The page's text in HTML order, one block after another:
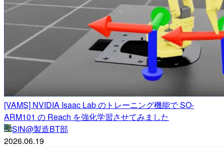
[VAMS] NVIDIA Isaac Lab のトレーニング機能で SO-
ARM101 の Reach を強化学習させてみました
SIN@製造BT部
2026.06.19